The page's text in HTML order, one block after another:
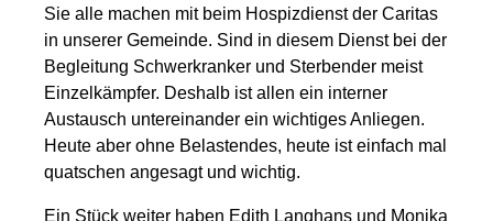
Sie alle machen mit beim Hospizdienst der Caritas
in unserer Gemeinde. Sind in diesem Dienst bei der
Begleitung Schwerkranker und Sterbender meist
Einzelkämpfer. Deshalb ist allen ein interner
Austausch untereinander ein wichtiges Anliegen.
Heute aber ohne Belastendes, heute ist einfach mal
quatschen angesagt und wichtig.
Ein Stück weiter haben Edith Langhans und Monika